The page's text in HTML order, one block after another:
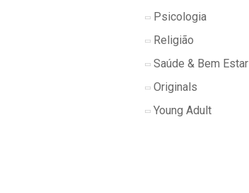
Psicologia
Religião
Saúde & Bem Estar
Originals
Young Adult